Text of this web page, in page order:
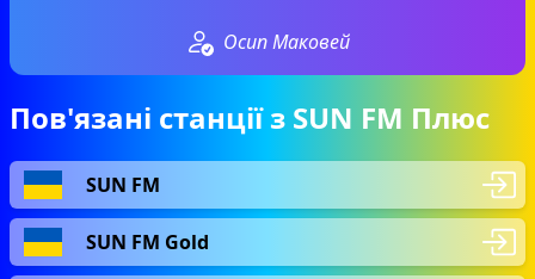
Осип Маковей
Пов'язані станції з SUN FM Плюс
SUN FM
SUN FM Gold